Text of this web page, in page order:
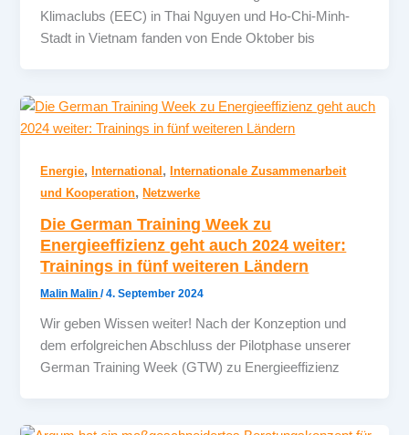
Klimaclubs (EEC) in Thai Nguyen und Ho-Chi-Minh-
Stadt in Vietnam fanden von Ende Oktober bis
Energie,International,Internationale Zusammenarbeit
und Kooperation,Netzwerke
Die German Training Week zu
Energieeffizienz geht auch 2024 weiter:
Trainings in fünf weiteren Ländern
Malin Malin/4. September 2024
Wir geben Wissen weiter! Nach der Konzeption und
dem erfolgreichen Abschluss der Pilotphase unserer
German Training Week (GTW) zu Energieeffizienz